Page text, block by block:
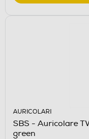
AURICOLARI
SBS - Auricolare
green